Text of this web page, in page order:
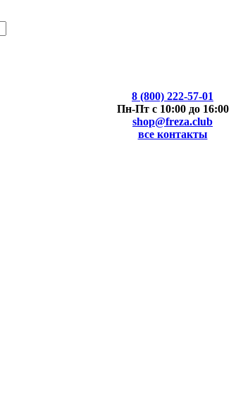
8 (800) 222-57-01
Пн-Пт с 10:00 до 16:00
shop@freza.club
все контакты